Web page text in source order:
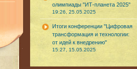
олимпиады "ИТ-планета 2025"
19:26, 25.05.2025
Итоги конференции "Цифровая
трансформация и технологии:
от идей к внедрению"
15:27, 15.05.2025